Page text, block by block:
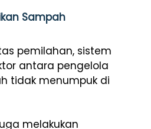
Sampah
pemilahan, sistem
antara pengelola
tidak menumpuk di
melakukan